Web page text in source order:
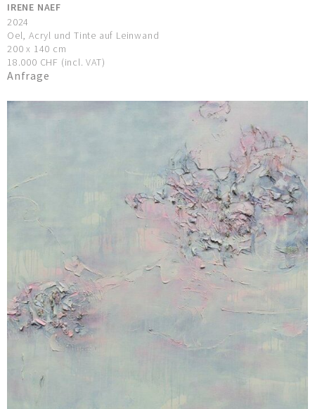
IRENE NAEF
2024
Oel, Acryl und Tinte auf Leinwand
200 x 140 cm
18.000 CHF (incl. VAT)
Anfrage